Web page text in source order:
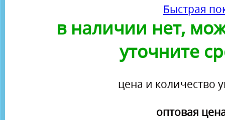
Быстрая
в наличии нет,
уточните
цена и количество
оптовая